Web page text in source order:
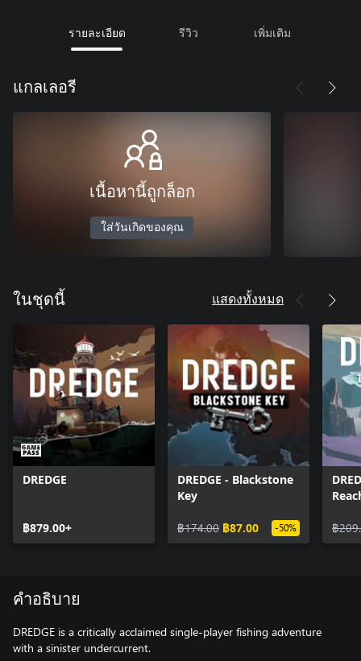
รายละเอียด รีวิว เพิ่มเติม
แกลเลอรี
เนื้อหานี้ถูกล็อก
ใส่วันเกิดของคุณ
ในชุดนี้ แสดงทั้งหมด
DREDGE
฿879.00+
DREDGE - Blackstone
Key
฿174.00 ฿87.00 -50% ฿
คำอธิบาย
DREDGE is a critically acclaimed single-player fishing adventure
with a sinister undercurrent.